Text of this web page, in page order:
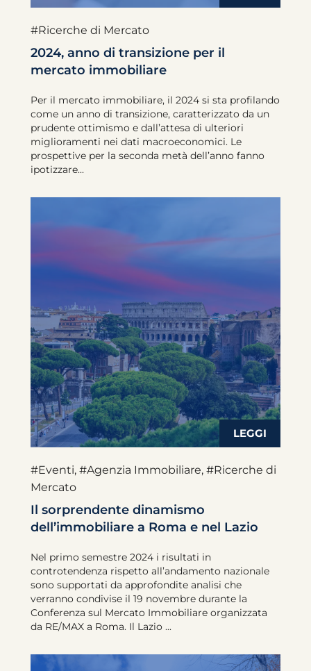
#Ricerche di Mercato
2024, anno di transizione per il
mercato immobiliare
Per il mercato immobiliare, il 2024 si sta profilando
come un anno di transizione, caratterizzato da un
prudente ottimismo e dall’attesa di ulteriori
miglioramenti nei dati macroeconomici. Le
prospettive per la seconda metà dell’anno fanno
ipotizzare...
#Eventi, #Agenzia Immobiliare, #Ricerche di
Mercato
Il sorprendente dinamismo
dell’immobiliare a Roma e nel Lazio
Nel primo semestre 2024 i risultati in
controtendenza rispetto all’andamento nazionale
sono supportati da approfondite analisi che
verranno condivise il 19 novembre durante la
Conferenza sul Mercato Immobiliare organizzata
da RE/MAX a Roma. Il Lazio ...